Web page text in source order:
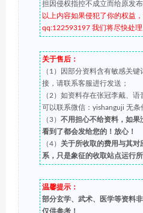
担因侵权指控不成立而给原发
以上内容如果侵犯了你的权益
qq:122593197 我们将尽快处理
关于售后：
（1）因部分资料含有敏感关
接，请联系客服进行发送；
（2）如资料存在张冠李戴、
可以联系微信：yishanguji 无条
（3） 不用担心不给资料，如果
看到了都会发给您的！放心！
（4） 关于所收取的费用与其对
系，只是象征的收取站点运行
温馨提示：
部分玄学、武术、医学等资料